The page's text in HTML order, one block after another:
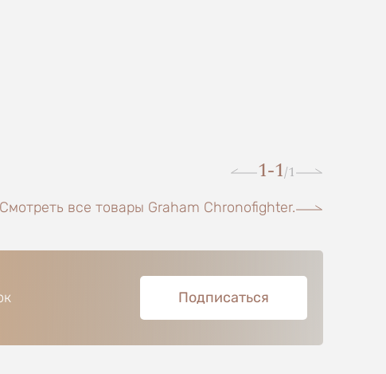
1-1/1
Смотреть все товары Graham Chronofighter.
Подписаться